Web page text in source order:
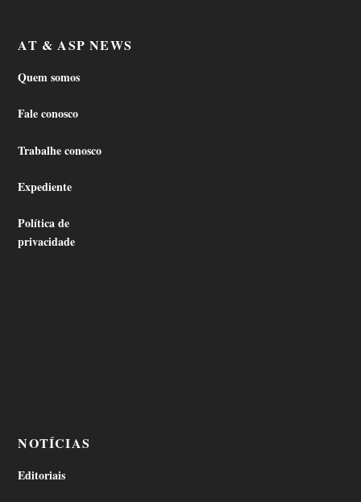
AT & ASP NEWS
Quem somos
Fale conosco
Trabalhe conosco
Expediente
Política de
privacidade
NOTÍCIAS
Editoriais